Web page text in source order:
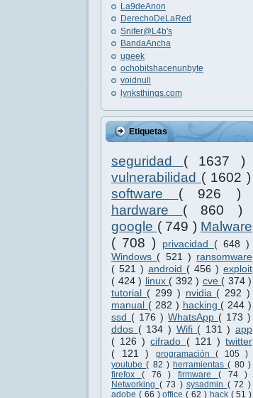
La9deAnon
DerechoDeLaRed
Snifer@L4b's
BandaAncha
ugeek
ochobitshacenunbyte
voidnull
lynksthings.com
Etiquetas
seguridad ( 1637 )
vulnerabilidad ( 1602 )
software ( 926 )
hardware ( 860 )
google ( 749 ) Malware
( 708 )
privacidad ( 648 )
Windows ( 521 ) ransomware
( 521 ) android ( 456 ) exploit
( 424 ) linux ( 392 ) cve ( 374 )
tutorial ( 299 ) nvidia ( 292 )
manual ( 282 ) hacking ( 244 )
ssd ( 176 ) WhatsApp ( 173 )
ddos ( 134 ) Wifi ( 131 ) app
( 126 )cifrado ( 121 )twitter
( 121 ) programación( 105 )
youtube( 82 ) herramientas( 80 )
firefox ( 76 ) firmware ( 74 )
Networking ( 73 ) sysadmin ( 72 )
adobe ( 66 )office( 62 ) hack ( 51 )